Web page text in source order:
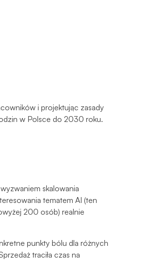
i projektując zasady
w Polsce do 2030 roku.
skalowania
tematem AI (ten
200 osób) realnie
punkty bólu dla różnych
traciła czas na